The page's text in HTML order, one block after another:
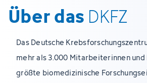
Über das DKFZ
Das Deutsche
mehr als 3.000 Mitarbeiterinnen
größte biomedizinische